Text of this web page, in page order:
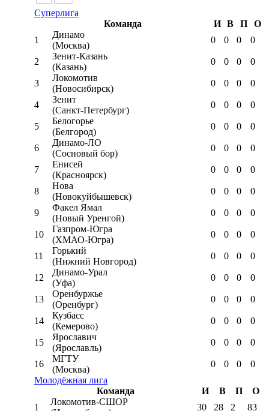
Суперлига
Команда
И В П
О
1
Динамо
(Москва)
0 0 0 0
2
Зенит-Казань
(Казань)
0 0 0 0
3
Локомотив
(Новосибирск)
0 0 0 0
4
Зенит
(Санкт-Петербург)
0 0 0 0
5
Белогорье
(Белгород)
0 0 0 0
6
Динамо-ЛО
(Сосновый бор)
0 0 0 0
7
Енисей
(Красноярск)
0 0 0 0
8
Нова
(Новокуйбышевск)
0 0 0 0
9
Факел Ямал
(Новый Уренгой)
0 0 0 0
10
Газпром-Югра
(ХМАО-Югра)
0 0 0 0
11
Горький
(Нижний Новгород)
0 0 0 0
12
Динамо-Урал
(Уфа)
0 0 0 0
13
Оренбуржье
(Оренбург)
0 0 0 0
14
Кузбасс
(Кемерово)
0 0 0 0
15
Ярославич
(Ярославль)
0 0 0 0
16
МГТУ
(Москва)
0 0 0
0
Молодёжная лига
Команда
И В П
О
1
Локомотив-CШОР
30 28 2 83